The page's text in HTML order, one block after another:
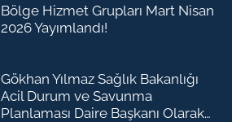
Bölge Hizmet Grupları Mart Nisan
2026 Yayımlandı!
Gökhan Yılmaz Sağlık Bakanlığı
Acil Durum ve Savunma
Planlaması Daire Başkanı Olarak